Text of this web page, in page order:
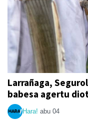
Larrañaga,
babesa agertu
Hara! abu 04